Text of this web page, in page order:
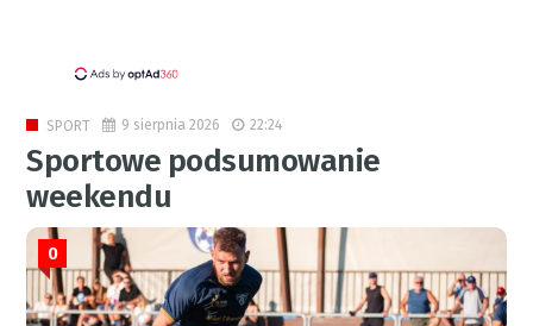
SPORT 9 sierpnia 2026 22:24
Sportowe podsumowanie
weekendu
0